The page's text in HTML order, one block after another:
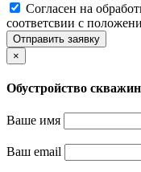
Cогласен на
соответсвии с
Отправить заявку
×
Обустройство
Ваше имя
Ваш email